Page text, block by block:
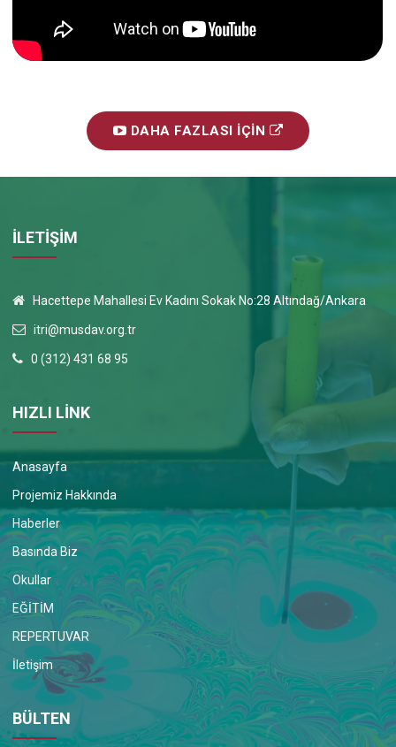
DAHA FAZLASI İÇIN
İLETİŞİM
Hacettepe Mahallesi Ev Kadını Sokak No:28 Altındağ/Ankara
itri@musdav.org.tr
0 (312) 431 68 95
HIZLI LİNK
Anasayfa
Projemiz Hakkında
Haberler
Basında Biz
Okullar
EĞİTİM
REPERTUVAR
İletişim
BÜLTEN